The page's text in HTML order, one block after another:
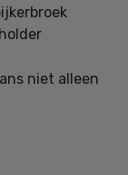
niet alleen